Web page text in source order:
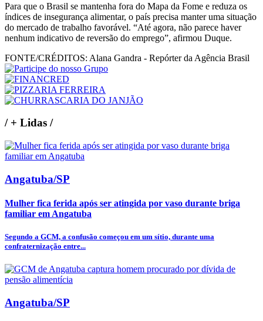
Para que o Brasil se mantenha fora do Mapa da Fome e reduza os
índices de insegurança alimentar, o país precisa manter uma situação
do mercado de trabalho favorável. “Até agora, não parece haver
nenhum indicativo de reversão do emprego”, afirmou Duque.
FONTE/CRÉDITOS: Alana Gandra - Repórter da Agência Brasil
/+ Lidas /
Angatuba/SP
Mulher fica ferida após ser atingida por vaso durante briga
familiar em Angatuba
Segundo a GCM, a confusão começou em um sítio, durante uma
confraternização entre...
Angatuba/SP